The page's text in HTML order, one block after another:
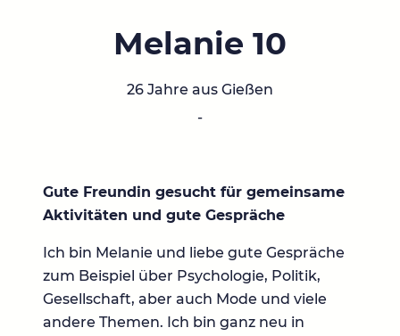
Melanie 10
26 Jahre aus Gießen
-
Gute Freundin gesucht für gemeinsame
Aktivitäten und gute Gespräche
Ich bin Melanie und liebe gute Gespräche
zum Beispiel über Psychologie, Politik,
Gesellschaft, aber auch Mode und viele
andere Themen. Ich bin ganz neu in